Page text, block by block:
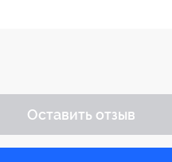
Оставить отзыв